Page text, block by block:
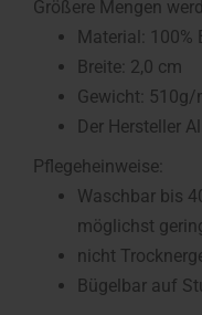
Größere Mengen
Material: 100%
Breite: 2,0 cm
Gewicht: 510g/
Der Hersteller
Pflegeheinweise:
Waschbar bis
möglichst
nicht
Bügelbar auf